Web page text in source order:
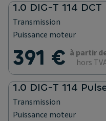
1.0 DIG-T 114
Transmission
Puissance moteur
391 € à partir
hors
1.0 DIG-T 114
Transmission
Puissance moteur